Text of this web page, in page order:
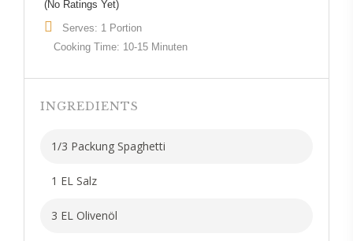
(No Ratings Yet)
Serves: 1 Portion
Cooking Time: 10-15 Minuten
INGREDIENTS
1/3 Packung Spaghetti
1 EL Salz
3 EL Olivenöl